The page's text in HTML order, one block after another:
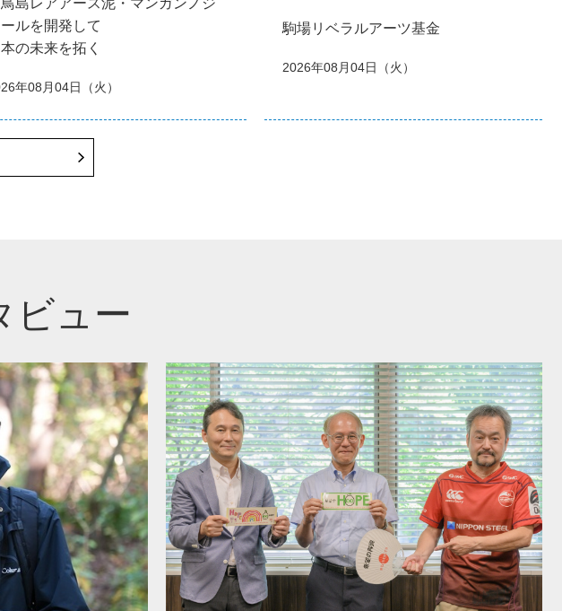
島レアアース泥・マンガンノジ
ールを開発して
本の未来を拓く
年08月04日（火）
駒場リベラルアーツ基金
2026年08月04日（火）
ビュー